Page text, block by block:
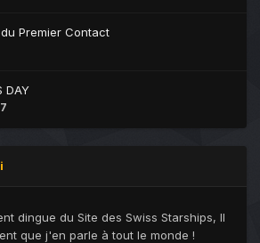
Premier Contact
DAY
dingue du Site des Swiss Starships, Il
que j'en parle à tout le monde !